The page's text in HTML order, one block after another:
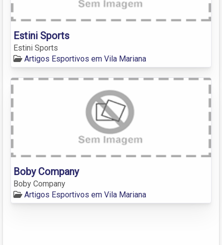
Estini Sports
Estini Sports
Artigos Esportivos em Vila Mariana
Boby Company
Boby Company
Artigos Esportivos em Vila Mariana